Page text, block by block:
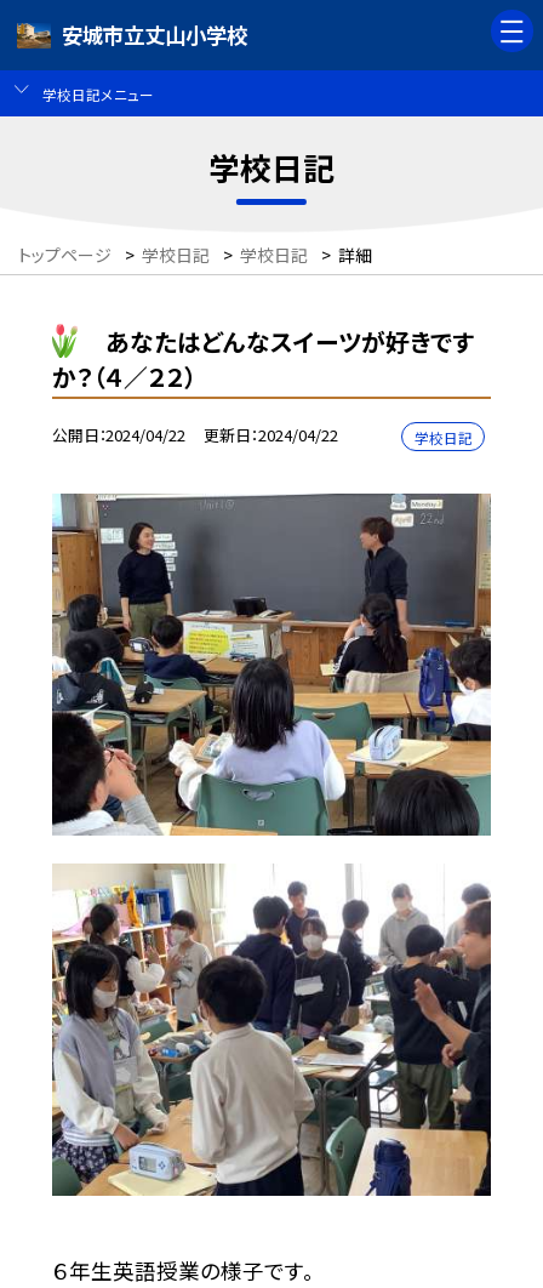
安城市立丈山小学校
学校日記メニュー
学校日記
トップページ > 学校日記 > 学校日記 > 詳細
あなたはどんなスイーツが好きです
か？（４／２２）
公開日 2024/04/22 更新日 2024/04/22 学校日記
６年生英語授業の様子です。